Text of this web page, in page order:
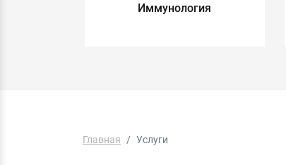
Иммунология
Главная Услуги